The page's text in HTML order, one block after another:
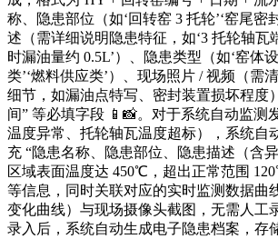
称、隐患部位（如‘回转窑 3 托轮’‘窑尾密
述（需详细说明隐患特征，如‘3 托轮轴瓦
时漏油量约 0.5L’）、隐患类型（如‘窑体
类’‘燃料供应类’）、现场照片 / 视频（需
细节，如漏油点特写、密封装置损坏程度
间” 等必填字段 📱📸。对于系统自动监测
温度异常、托轮轴瓦温度超标），系统自
充 “隐患名称、隐患部位、隐患描述（含
区域表面温度达 450℃，超出正常范围
等信息，同时关联对应的实时监测数据曲
变化曲线）与现场摄像头截图，无需人工
录入后，系统自动生成电子隐患档案，存